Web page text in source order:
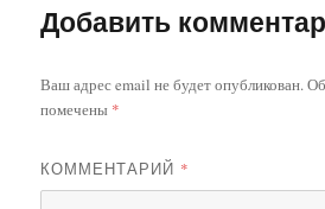
Добавить
Ваш адрес email не будет опубликован.
помечены *
КОММЕНТАРИЙ *